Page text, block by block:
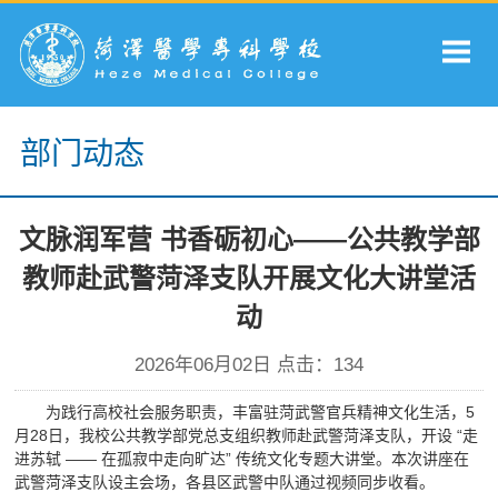
部门动态
文脉润军营 书香砺初心——公共教学部
教师赴武警菏泽支队开展文化大讲堂活
动
2026年06月02日 点击： 134
为践行高校社会服务职责，丰富驻菏武警官兵精神文化生活，5
月28日，我校公共教学部党总支组织教师赴武警菏泽支队，开设 “走
进苏轼 —— 在孤寂中走向旷达” 传统文化专题大讲堂。本次讲座在
武警菏泽支队设主会场，各县区武警中队通过视频同步收看。